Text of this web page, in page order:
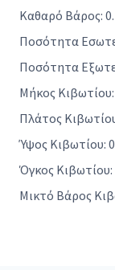
Καθαρό Βάρος:
Ποσότητα
Ποσότητα
Μήκος
Πλάτος
Ύψος Κιβωτίου:
Όγκος Κιβωτίου:
Μικτό Βάρος